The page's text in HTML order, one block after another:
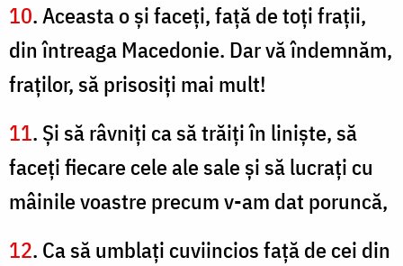
10. Aceasta o şi faceţi, faţă de toţi fraţii,
din întreaga Macedonie. Dar vă îndemnăm,
fraţilor, să prisosiţi mai mult!
11. Şi să râvniţi ca să trăiţi în linişte, să
faceţi fiecare cele ale sale şi să lucraţi cu
mâinile voastre precum v-am dat poruncă,
12. Ca să umblaţi cuviincios faţă de cei din